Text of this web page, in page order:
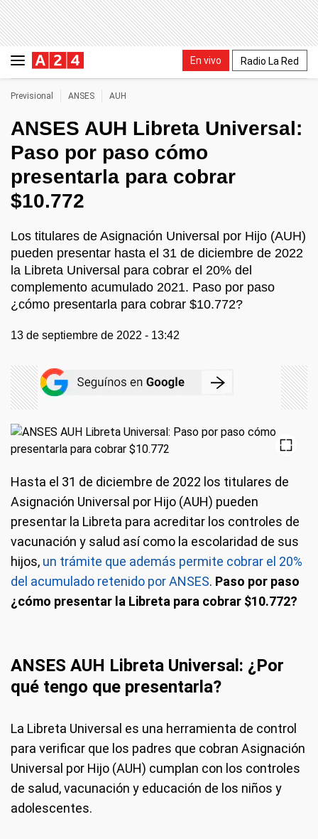
En vivo Radio La Red
Previsional ANSES AUH
ANSES AUH Libreta Universal:
Paso por paso cómo
presentarla para cobrar
$10.772
Los titulares de Asignación Universal por Hijo (AUH)
pueden presentar hasta el 31 de diciembre de 2022
la Libreta Universal para cobrar el 20% del
complemento acumulado 2021. Paso por paso
¿cómo presentarla para cobrar $10.772?
13 de septiembre de 2022 - 13:42
Hasta el 31 de diciembre de 2022 los titulares de
Asignación Universal por Hijo (AUH) pueden
presentar la Libreta para acreditar los controles de
vacunación y salud así como la escolaridad de sus
hijos, un trámite que además permite cobrar el 20%
del acumulado retenido por ANSES. Paso por paso
¿cómo presentar la Libreta para cobrar $10.772?
ANSES AUH Libreta Universal: ¿Por
qué tengo que presentarla?
La Libreta Universal es una herramienta de control
para verificar que los padres que cobran Asignación
Universal por Hijo (AUH) cumplan con los controles
de salud, vacunación y educación de los niños y
adolescentes.